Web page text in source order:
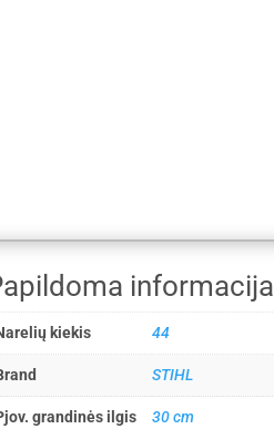
informacija
kiekis 44
STIHL
grandinės ilgis 30 cm